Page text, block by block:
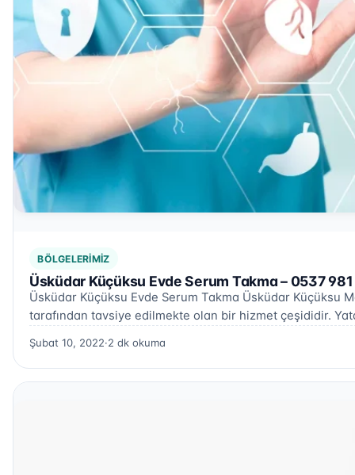
BÖLGELERIMIZ
Üsküdar Küçüksu Evde Serum Takma – 0537
Üsküdar Küçüksu Evde Serum Takma Üsküdar Küçüksu
tarafından tavsiye edilmekte olan bir hizmet çeşididir.
Şubat 10, 2022·2 dk okuma